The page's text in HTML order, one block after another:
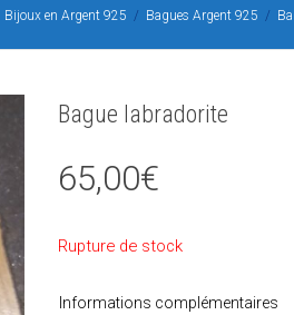
Bijoux en Argent 925 Bagues Argent 925
Bague labradorite
65,00€
Rupture de stock
Informations complémentaires